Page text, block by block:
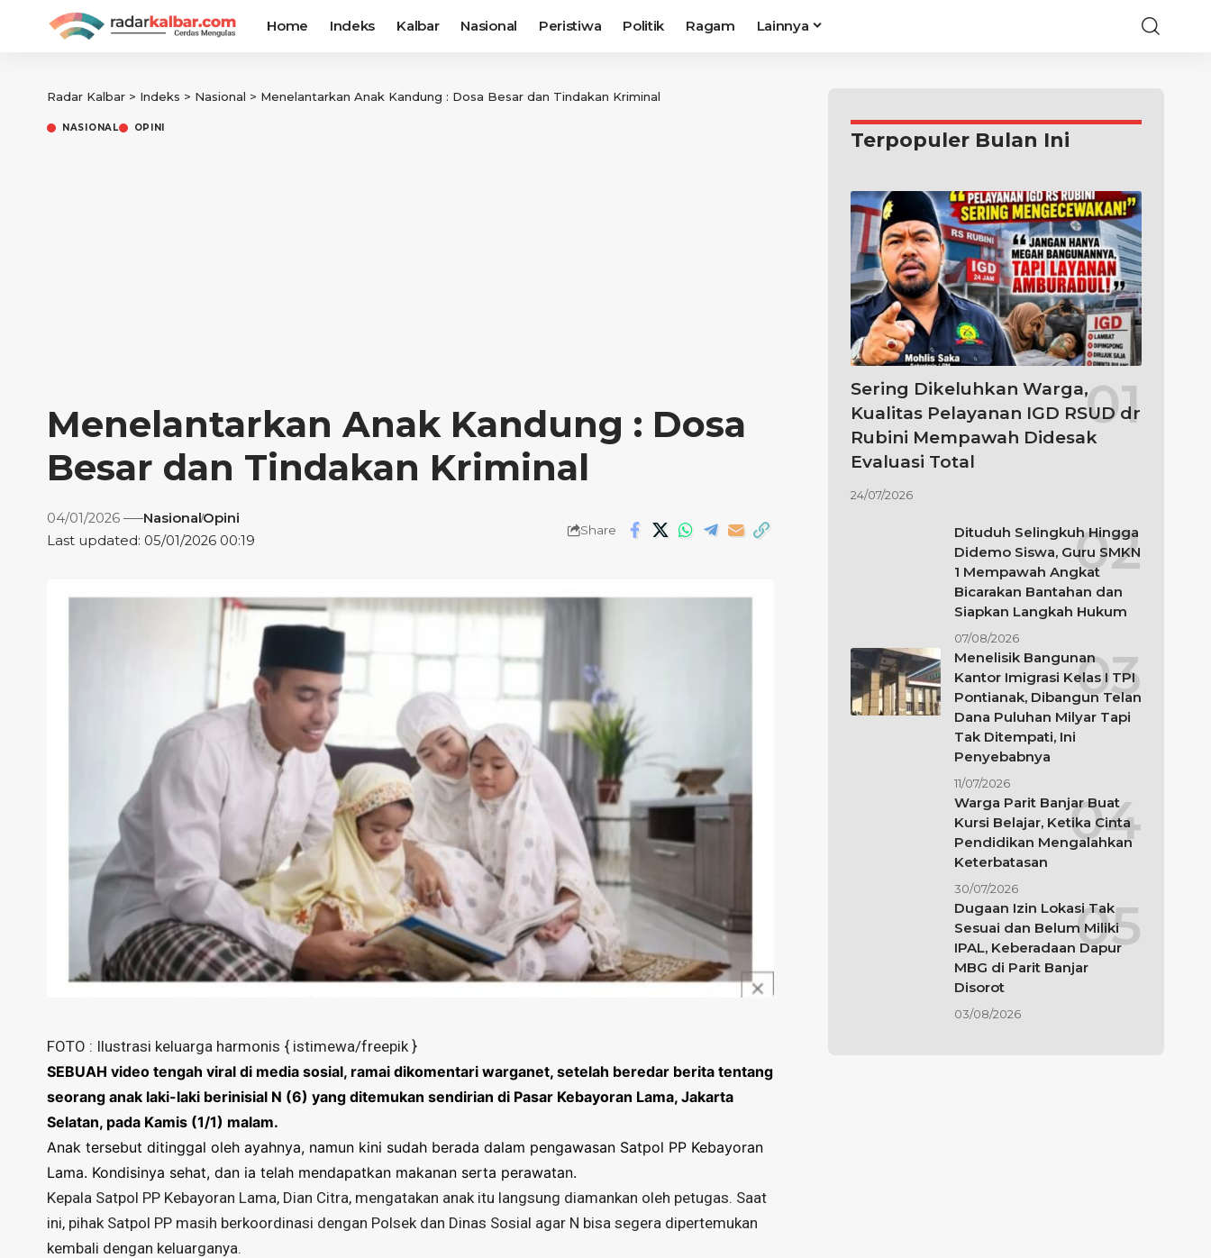
Home Indeks Kalbar Nasional Peristiwa Politik Ragam Lainnya
Radar Kalbar > Indeks > Nasional > Menelantarkan Anak Kandung : Dosa Besar dan Tindakan Kriminal
NASIONAL OPINI
Menelantarkan Anak Kandung : Dosa
Besar dan Tindakan Kriminal
Last updated: 05/01/2026 00:19
04/01/2026 NasionalOpini
Share
FOTO : Ilustrasi keluarga harmonis { istimewa/freepik }
SEBUAH video tengah viral di media sosial, ramai dikomentari warganet, setelah beredar berita tentang
seorang anak laki-laki berinisial N (6) yang ditemukan sendirian di Pasar Kebayoran Lama, Jakarta
Selatan, pada Kamis (1/1) malam.
Anak tersebut ditinggal oleh ayahnya, namun kini sudah berada dalam pengawasan Satpol PP Kebayoran
Lama. Kondisinya sehat, dan ia telah mendapatkan makanan serta perawatan.
Kepala Satpol PP Kebayoran Lama, Dian Citra, mengatakan anak itu langsung diamankan oleh petugas. Saat
ini, pihak Satpol PP masih berkoordinasi dengan Polsek dan Dinas Sosial agar N bisa segera dipertemukan
kembali dengan keluarganya.
Terpopuler Bulan Ini
Sering Dikeluhkan Warga,
Kualitas Pelayanan IGD RSUD dr
Rubini Mempawah Didesak
Evaluasi Total
24/07/2026
Dituduh Selingkuh Hingga
Didemo Siswa, Guru SMKN
1 Mempawah Angkat
Bicarakan Bantahan dan
Siapkan Langkah Hukum
07/08/2026
Menelisik Bangunan
Kantor Imigrasi Kelas I TPI
Pontianak, Dibangun Telan
Dana Puluhan Milyar Tapi
Tak Ditempati, Ini
Penyebabnya
11/07/2026
Warga Parit Banjar Buat
Kursi Belajar, Ketika Cinta
Pendidikan Mengalahkan
Keterbatasan
30/07/2026
Dugaan Izin Lokasi Tak
Sesuai dan Belum Miliki
IPAL, Keberadaan Dapur
MBG di Parit Banjar
Disorot
03/08/2026